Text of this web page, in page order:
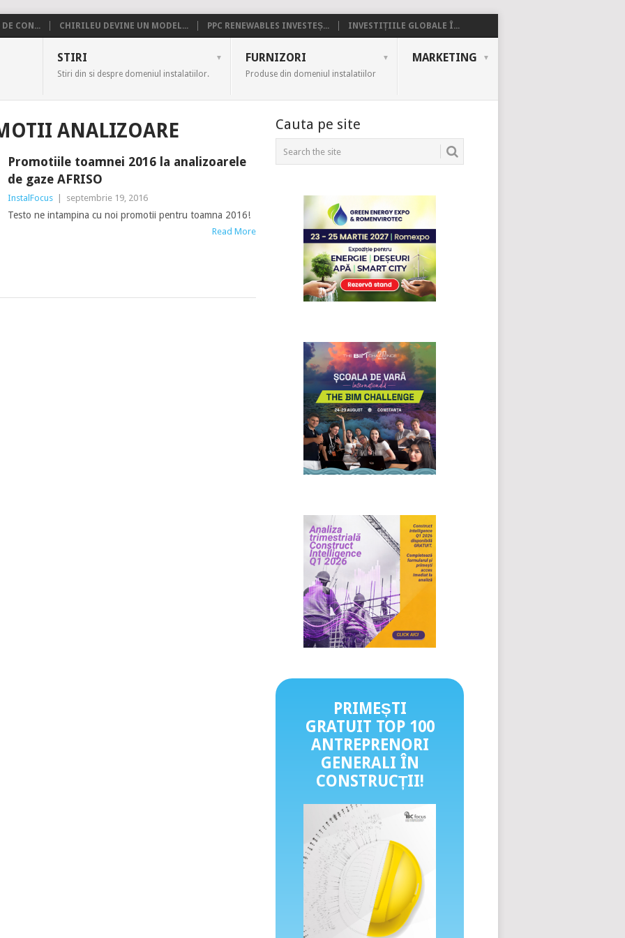
CON... CHIRILEU DEVINE UN MODEL... PPC RENEWABLES INVESTEȘ... INVESTIȚIILE GLOBALE Î...
STIRI
Stiri din si despre domeniul instalatiilor.
FURNIZORI
Produse din domeniul instalatiilor
MARKETING
ANALIZOARE
Promotiile toamnei 2016 la analizoarele
de gaze AFRISO
InstalFocus septembrie 19, 2016
Testo ne intampina cu noi promotii pentru toamna 2016!
Read More
Cauta pe site
PRIMEȘTI
GRATUIT TOP 100
ANTREPRENORI
GENERALI ÎN
CONSTRUCȚII!